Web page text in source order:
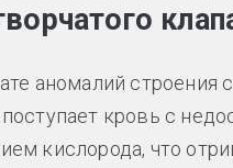
аномалий строения
кровь с
кислорода, что